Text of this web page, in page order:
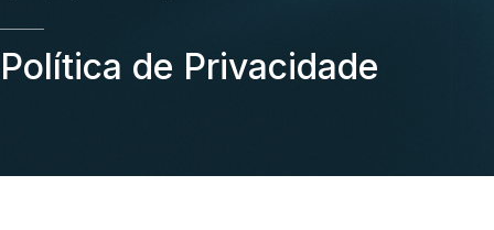
Política de Privacidade